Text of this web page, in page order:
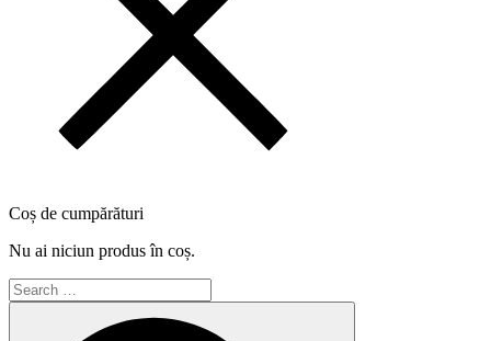
Coș de cumpărături
Nu ai niciun produs în coș.